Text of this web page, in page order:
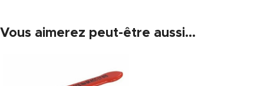
Vous aimerez peut-être aussi…